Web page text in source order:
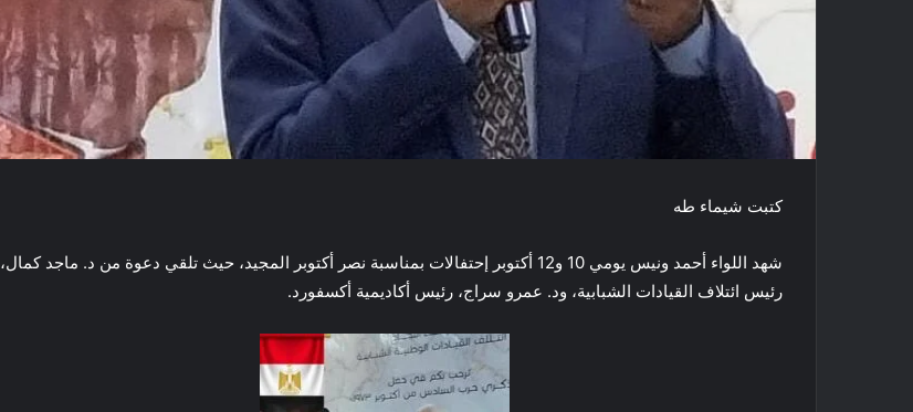
كتبت شيماء طه
شهد اللواء أحمد ونيس يومي 10 و12 أكتوبر إحتفالات بمناسبة نصر أكتوبر المجيد، حيث تلقي دعوة من د. ماجد كمال،
رئيس ائتلاف القيادات الشبابية، ود. عمرو سراج، رئيس أكاديمية أكسفورد.